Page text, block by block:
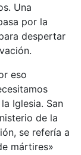
Una
por la
despertar
eso
Iglesia. San
de la
se refería a
mártires»